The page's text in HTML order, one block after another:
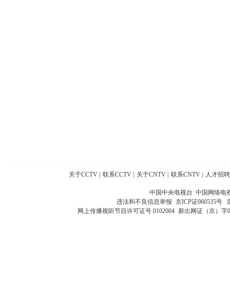
关于CCTV 联系CCTV 关于CNTV 联系CNTV 人才招聘
中国中央电视台 中国网络电
违法和不良信息举报 京ICP证060535号
网上传播视听节目许可证号 0102004 新出网证（京）